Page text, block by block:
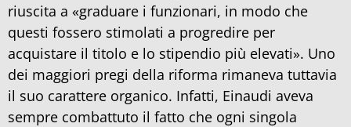
riuscita a «graduare i funzionari, in modo che
questi fossero stimolati a progredire per
acquistare il titolo e lo stipendio più elevati». Uno
dei maggiori pregi della riforma rimaneva tuttavia
il suo carattere organico. Infatti, Einaudi aveva
sempre combattuto il fatto che ogni singola